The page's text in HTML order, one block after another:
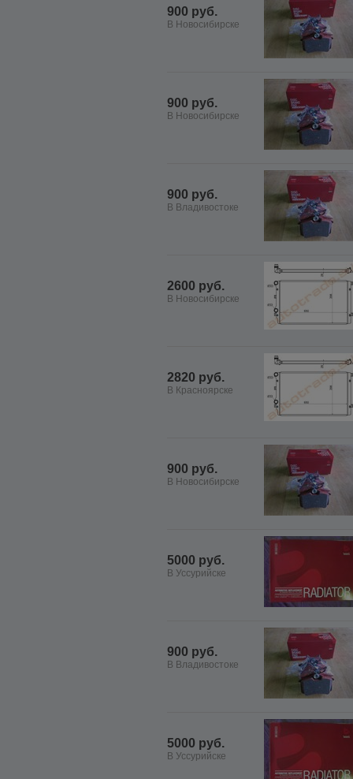
900 руб.
В Новосибирске
900 руб.
В Новосибирске
900 руб.
В Владивостоке
2600 руб.
В Новосибирске
2820 руб.
В Красноярске
900 руб.
В Новосибирске
5000 руб.
В Уссурийске
900 руб.
В Владивостоке
5000 руб.
В Уссурийске